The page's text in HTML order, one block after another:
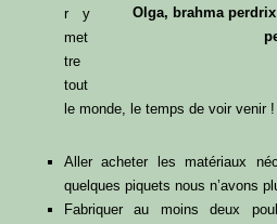
Olga, brahma
r y
met
tre
tout
le monde, le temps de voir venir !
Aller acheter les matériaux
quelques piquets nous n’avons
Fabriquer au moins deux